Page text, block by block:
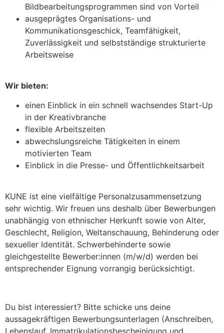
Bildbearbeitungsprogrammen sind von Vorteil
ausgeprägtes Organisations- und
Kommunikationsgeschick, Teamfähigkeit,
Zuverlässigkeit und selbstständige strukturierte
Arbeitsweise
Wir bieten:
einen Einblick in ein schnell wachsendes Start-Up
in der Kreativbranche
flexible Arbeitszeiten
abwechslungsreiche Tätigkeiten in einem
motivierten Team
Einblick in die Presse- und Öffentlichkeitsarbeit
KUNE ist eine vielfältige Personalzusammensetzung
sehr wichtig. Wir freuen uns deshalb über Bewerbungen
unabhängig von ethnischer Herkunft sowie von Alter,
Geschlecht, Religion, Weltanschauung, Behinderung oder
sexueller Identität. Schwerbehinderte sowie
gleichgestellte Bewerber:innen (m/w/d) werden bei
entsprechender Eignung vorrangig berücksichtigt.
Du bist interessiert? Bitte schicke uns deine
aussagekräftigen Bewerbungsunterlagen (Anschreiben,
Lebenslauf, Immatrikulationsbescheinigung und